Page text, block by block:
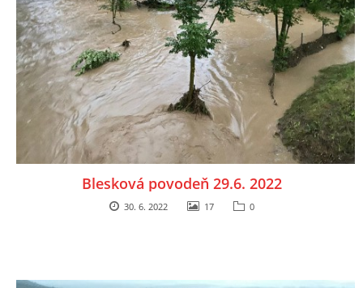
Blesková povodeň 29.6. 2022
30. 6. 2022 17 0